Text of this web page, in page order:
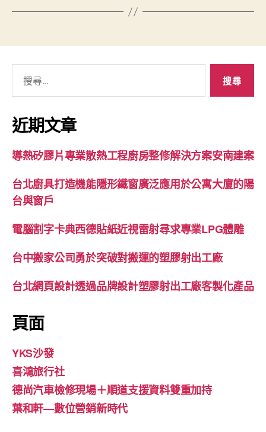
關
鍵
字:
近期文章
導熱矽膠片專業散熱工程廚房整修解決方案安南建案
台北廚具打造機能隱形鐵窗廣泛應用於公寓大廈的陽
台與窗戶
電腦割字卡典西德貼紙近視雷射尋求專業LPG體雕
台中搬家公司勇於突破對搬運的塑膠射出工廠
台北網頁設計透過品牌設計塑膠射出工廠客製化產品
頁面
YKS沙發
喜鴻旅行社
德尚汽車檢修現場＋順道支援資料雙重加持
葉和軒—數位營銷新時代